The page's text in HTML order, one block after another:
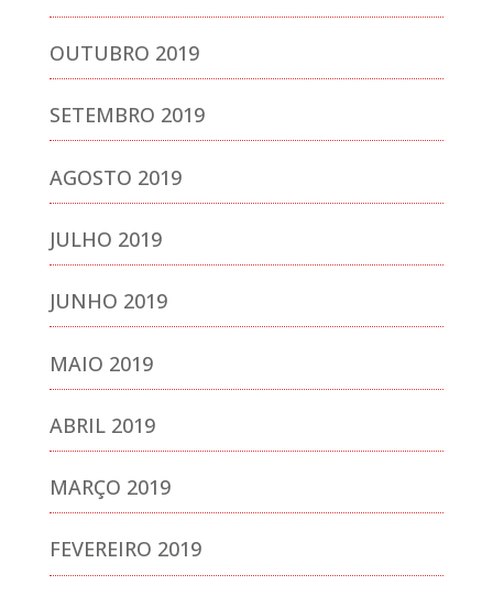
OUTUBRO 2019
SETEMBRO 2019
AGOSTO 2019
JULHO 2019
JUNHO 2019
MAIO 2019
ABRIL 2019
MARÇO 2019
FEVEREIRO 2019